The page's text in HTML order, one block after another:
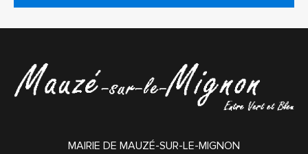
MAIRIE DE MAUZÉ-SUR-LE-MIGNON